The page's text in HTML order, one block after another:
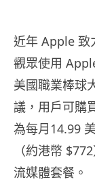
近年 Apple 致
觀眾使用
美國職業棒球
議，用戶可購
為每月14.99
（約港幣
流媒體套餐。